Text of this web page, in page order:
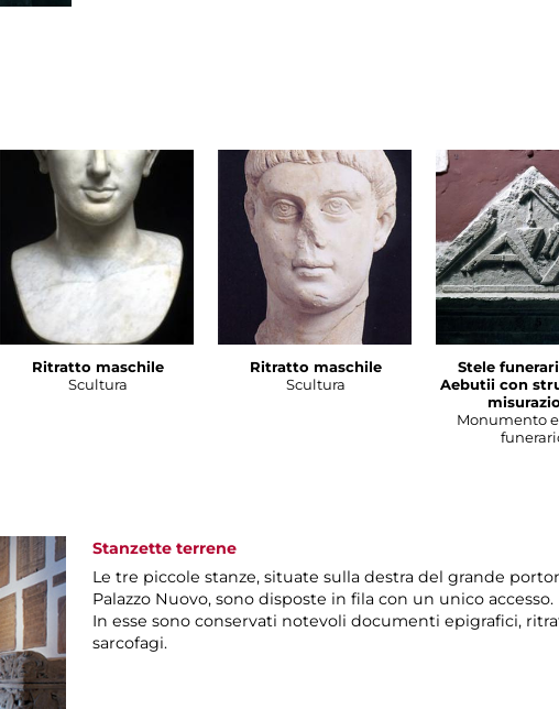
Ritratto maschile
Scultura
Ritratto maschile
Scultura
Stele
Aebutii con
Monumento
Stanzette terrene
Le tre piccole stanze, situate sulla destra del grande
Palazzo Nuovo, sono disposte in fila con un unico accesso.
In esse sono conservati notevoli documenti epigrafici,
sarcofagi.